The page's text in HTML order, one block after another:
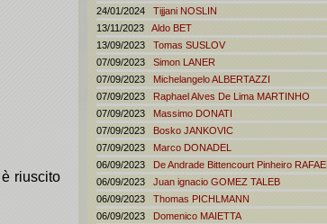
riuscito
24/01/2024 Tijjani NOSLIN
13/11/2023 Aldo BET
13/09/2023 Tomas SUSLOV
07/09/2023 Simon LANER
07/09/2023 MichelangeloALBERTAZZI
07/09/2023 Raphael Alves De Lima MARTINHO
07/09/2023 Massimo DONATI
07/09/2023 Bosko JANKOVIC
07/09/2023 Marco DONADEL
06/09/2023 De Andrade Bittencourt Pinheiro
06/09/2023 Juan ignacio GOMEZ TALEB
06/09/2023 Thomas PICHLMANN
06/09/2023 Domenico MAIETTA